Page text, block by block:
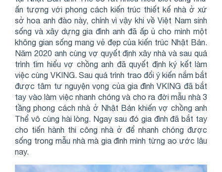
ấn tượng với phong cách kiến trúc thiết kế nhà ở xứ
sở hoa anh đào này, chính vì vậy khi về Việt Nam sinh
sống và xây dựng gia đình anh đã ấp ủ cho mình một
không gian sống mang vẻ đẹp của kiến trúc Nhật Bản.
Năm 2020 anh cùng vợ quyết định xây nhà và sau quá
trình tìm hiểu vợ chồng anh đã quyết định ký kết làm
việc cùng VKING. Sau quá trình trao đổi ý kiến nắm bắt
được tâm tư nguyện vọng của gia đình VKING đã bắt
tay vào làm việc nhanh chóng và cho ra đời mẫu nhà 3
tầng phong cách nhà ở Nhật Bản khiến vợ chồng anh
Thể vô cùng hài lòng. Ngay sau đó gia đình đã bắt tay
cho tiến hành thi công nhà ở để nhanh chóng được
sống trong mẫu nhà mà gia đình mình từng ao ước lâu
nay.